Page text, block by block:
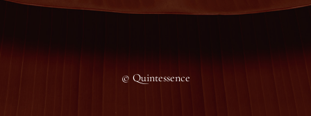
© Quintessence